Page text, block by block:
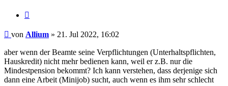
Beitrag
von Allium » 21. Jul 2022, 16:02
aber wenn der Beamte seine Verpflichtungen (Unterhaltspflichten,
Hauskredit) nicht mehr bedienen kann, weil er z.B. nur die
Mindestpension bekommt? Ich kann verstehen, dass derjenige sich
dann eine Arbeit (Minijob) sucht, auch wenn es ihm sehr schlecht